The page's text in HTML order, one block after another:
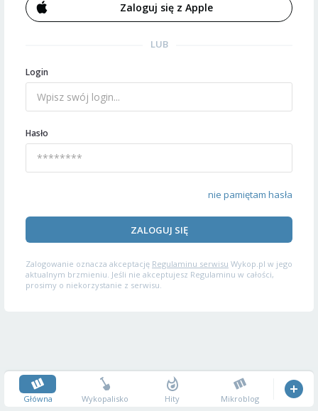
Zaloguj się z Apple
LUB
Login
Hasło
nie pamiętam hasła
ZALOGUJ SIĘ
Zalogowanie oznacza akceptację Regulaminu serwisu Wykop.pl w jego
aktualnym brzmieniu. Jeśli nie akceptujesz Regulaminu w całości,
prosimy o niekorzystanie z serwisu.
Główna Wykopalisko Hity Mikroblog